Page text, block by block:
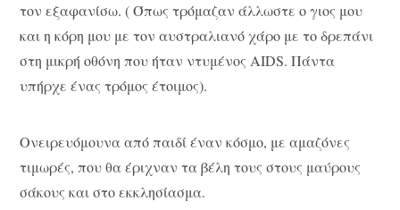
τον εξαφανίσω. ( Όπως τρόμαζαν άλλωστε ο γιος μου
και η κόρη μου με τον αυστραλιανό χάρο με το δρεπάνι
στη μικρή οθόνη που ήταν ντυμένος AIDS. Πάντα
υπήρχε ένας τρόμος έτοιμος).
Ονειρευόμουνα από παιδί έναν κόσμο, με αμαζόνες
τιμωρές, που θα έριχναν τα βέλη τους στους μαύρους
σάκους και στο εκκλησίασμα.